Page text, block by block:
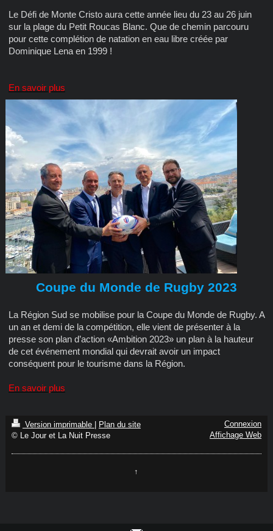
Le Défi de Monte Cristo aura cette année lieu du 23 au 26 juin
sur la plage du Petit Roucas Blanc. Que de chemin parcouru
pour cette complétion de natation en eau libre créée par
Dominique Lena en 1999 !
En savoir plus
Coupe du Monde de Rugby 2023
La Région Sud se mobilise pour la Coupe du Monde de Rugby. A
un an et demi de la compétition, elle vient de présenter à la
presse son plan d’action «Ambition 2023» un plan à la hauteur
de cet événement mondial qui devrait avoir un impact
conséquent pour le tourisme dans la Région.
En savoir plus
Version imprimable
Plan du site
© Le Jour et La Nuit Presse
Connexion
Affichage Web
↑